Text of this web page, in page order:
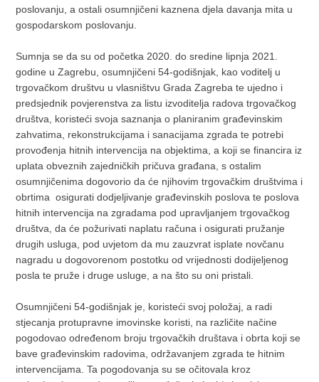
poslovanju, a ostali osumnjičeni kaznena djela davanja mita u
gospodarskom poslovanju.
Sumnja se da su od početka 2020. do sredine lipnja 2021.
godine u Zagrebu, osumnjičeni 54-godišnjak, kao voditelj u
trgovačkom društvu u vlasništvu Grada Zagreba te ujedno i
predsjednik povjerenstva za listu izvoditelja radova trgovačkog
društva, koristeći svoja saznanja o planiranim građevinskim
zahvatima, rekonstrukcijama i sanacijama zgrada te potrebi
provođenja hitnih intervencija na objektima, a koji se financira iz
uplata obveznih zajedničkih pričuva građana, s ostalim
osumnjičenima dogovorio da će njihovim trgovačkim društvima i
obrtima osigurati dodjeljivanje građevinskih poslova te poslova
hitnih intervencija na zgradama pod upravljanjem trgovačkog
društva, da će požurivati naplatu računa i osigurati pružanje
drugih usluga, pod uvjetom da mu zauzvrat isplate novčanu
nagradu u dogovorenom postotku od vrijednosti dodijeljenog
posla te pruže i druge usluge, a na što su oni pristali.
Osumnjičeni 54-godišnjak je, koristeći svoj položaj, a radi
stjecanja protupravne imovinske koristi, na različite načine
pogodovao određenom broju trgovačkih društava i obrta koji se
bave građevinskim radovima, održavanjem zgrada te hitnim
intervencijama. Ta pogodovanja su se očitovala kroz